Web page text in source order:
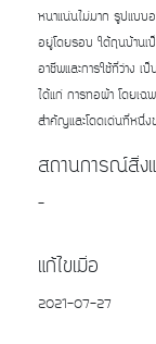
หนาแน่นไม่มาก รูปแบบ
อยู่โดยรอบ ใต้ถุนบ้าน
อาชีพและการใช้ที่ว่าง
ได้แก่ การทอผ้า โดยเ
สำคัญและโดดเด่นที่หนึ่ง
สถานการณ์สิ่ง
-
แก้ไขเมื่อ
2021-07-27